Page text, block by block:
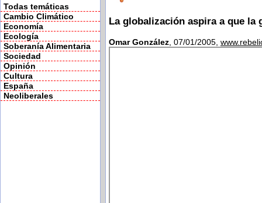
Todas temáticas
Cambio Climático
Economía
Ecología
Soberanía Alimentaria
Sociedad
Opinión
Cultura
España
Neoliberales
La globalización aspira a que la
Omar González , 07/01/2005,